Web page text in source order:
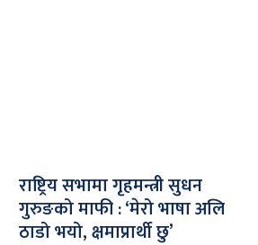
राष्ट्रिय सभामा गृहमन्त्री सुधन
गुरुङको माफी : ‘मेरो भाषा अलि
ठाडो भयो, क्षमाप्रार्थी छु’